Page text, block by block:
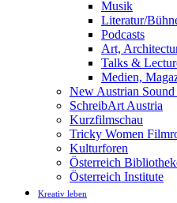
Musik
Literatur/
Podcasts
Art,
Talks &
Medien,
New Austrian
SchreibArt Austria
Kurzfilmschau
Tricky Women
Kulturforen
Österreich
Österreich Institute
Kreativ leben